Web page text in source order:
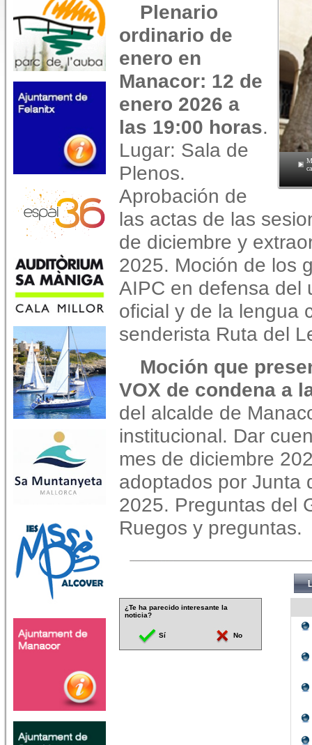
Plenario
ordinario de
enero en
Manacor: 12 de
enero 2026 a
las 19:00 horas.
Lugar: Sala de
Plenos.
Aprobación de
las actas de las
de diciembre y
2025. Moción de los
AIPC en defensa del
oficial y de la lengua
senderista Ruta del
Moción que
VOX de condena a
del alcalde de
institucional. Dar
mes de diciembre
adoptados por Junta
2025. Preguntas del
Ruegos y preguntas.
¿Te ha parecido interesante la
noticia?
Sí No